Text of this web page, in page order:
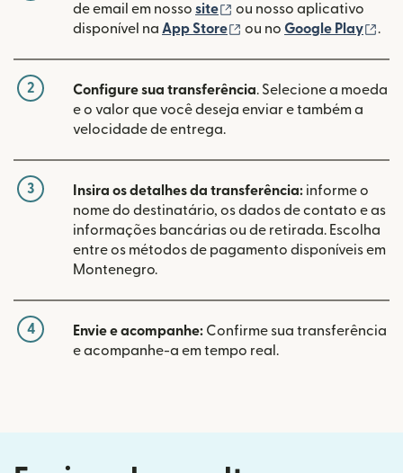
de email em nosso site (abre em uma nova
ou nosso aplicativo
disponível na App Store (abre em uma nova
ou no Google Play .
2 Configure sua transferência. Selecione a moeda
e o valor que você deseja enviar e também a
velocidade de entrega.
3 Insira os detalhes da transferência: informe o
nome do destinatário, os dados de contato e as
informações bancárias ou de retirada. Escolha
entre os métodos de pagamento disponíveis em
Montenegro.
4 Envie e acompanhe: Confirme sua transferência
e acompanhe-a em tempo real.